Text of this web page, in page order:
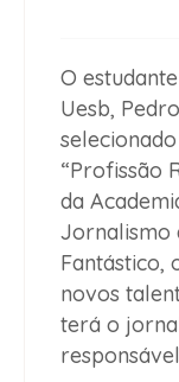
O
Uesb,
“Profissão
da
Jornalismo
Fantástico,
novos
terá o